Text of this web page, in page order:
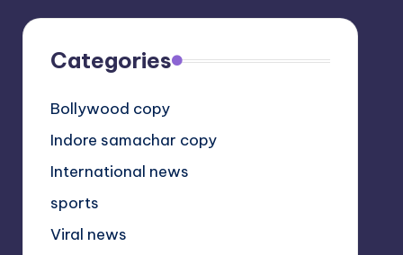
Categories
Bollywood copy
Indore samachar copy
International news
sports
Viral news